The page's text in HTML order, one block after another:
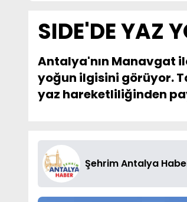
SIDE'DE YAZ
Antalya'nın Manavgat
yoğun ilgisini görüyor.
yaz hareketliliğinden
Şehrim Antalya